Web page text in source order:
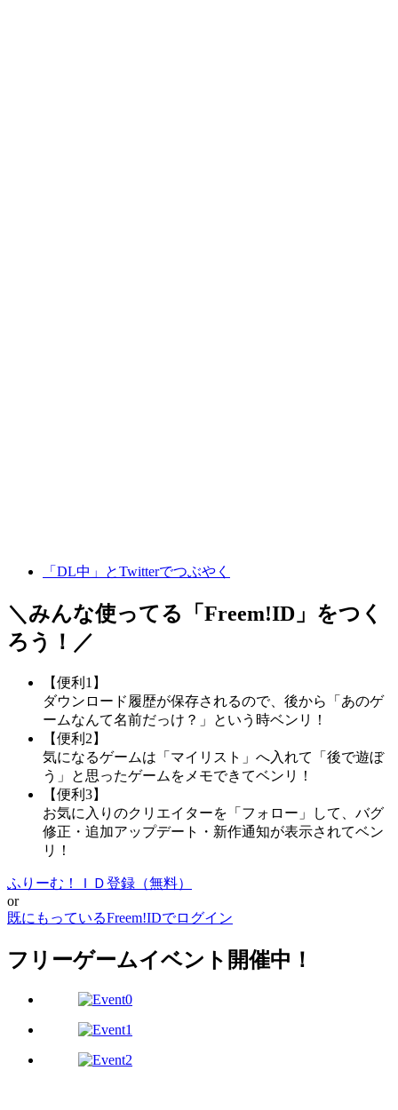
「DL中」とTwitterでつぶやく
＼みんな使ってる「 Freem!ID 」をつく
ろう！／
【便利1】
ダウンロード履歴が保存されるので、後から「あのゲ
ームなんて名前だっけ？」という時ベンリ！
【便利2】
気になるゲームは「マイリスト」へ入れて「後で遊ぼ
う」と思ったゲームをメモできてベンリ！
【便利3】
お気に入りのクリエイターを「フォロー」して、バグ
修正・追加アップデート・新作通知が表示されてベン
リ！
ふりーむ！ＩＤ登録（無料）
or
既にもっているFreem!IDでログイン
フリーゲームイベント開催中！